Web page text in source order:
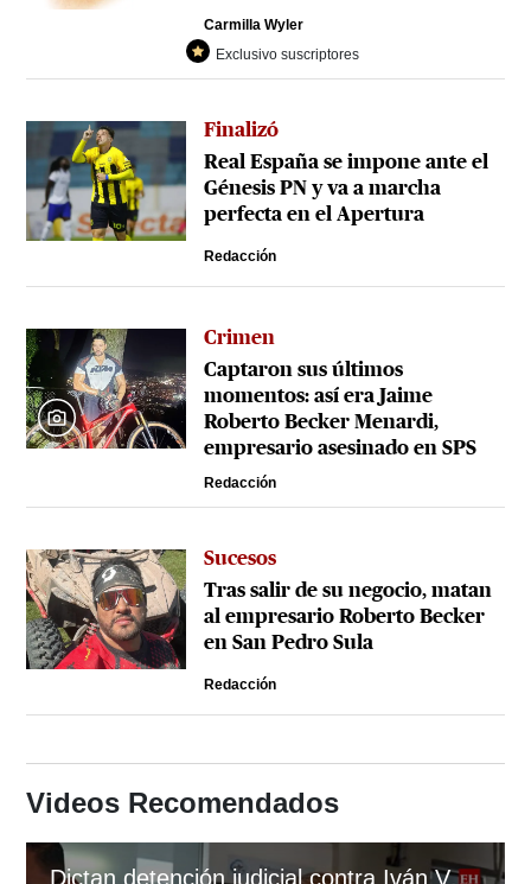
Carmilla Wyler
Exclusivo suscriptores
Finalizó
Real España se impone ante el
Génesis PN y va a marcha
perfecta en el Apertura
Redacción
Crimen
Captaron sus últimos
momentos: así era Jaime
Roberto Becker Menardi​​​,
empresario asesinado en SPS
Redacción
Sucesos
Tras salir de su negocio, matan
al empresario Roberto Becker
en San Pedro Sula
Redacción
Videos Recomendados
Dictan detención judicial contra Iván Velázquez, gerente de Koriun Inversiones